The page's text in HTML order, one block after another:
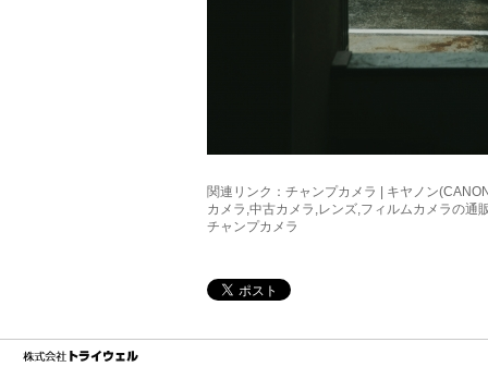
関連リンク： チャンプカメラ | キヤノン
カメラ,中古カメラ,レンズ,フィルムカメラの通
チャンプカメラ